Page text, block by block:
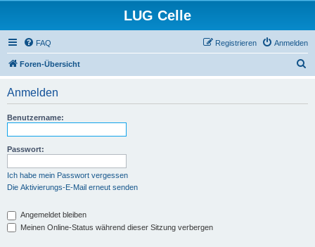
LUG Celle
FAQ Anmelden
Registrieren
Foren-Übersicht
Anmelden
Benutzername:
Passwort:
Ich habe mein Passwort vergessen
Die Aktivierungs-E-Mail erneut senden
Angemeldet bleiben
Meinen Online-Status während dieser Sitzung verbergen